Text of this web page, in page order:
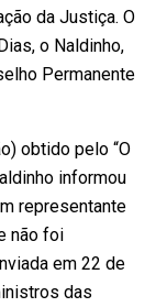
da Justiça. O
o Naldinho,
Permanente
obtido pelo “O
informou
representante
não foi
em 22 de
das